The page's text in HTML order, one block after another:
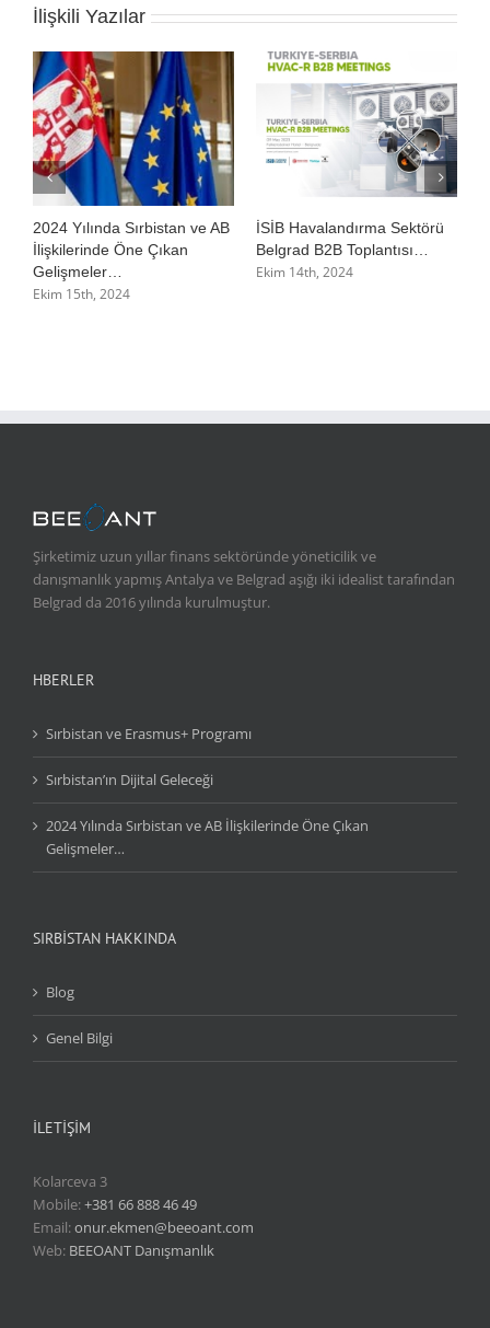
İlişkili Yazılar
2024 Yılında Sırbistan ve AB
İlişkilerinde Öne Çıkan
Gelişmeler…
Ekim 15th, 2024
İSİB Havalandırma Sektörü
Belgrad B2B Toplantısı…
Ekim 14th, 2024
Şirketimiz uzun yıllar finans sektöründe yöneticilik ve
danışmanlık yapmış Antalya ve Belgrad aşığı iki idealist tarafından
Belgrad da 2016 yılında kurulmuştur.
HBERLER
Sırbistan ve Erasmus+ Programı
Sırbistan’ın Dijital Geleceği
2024 Yılında Sırbistan ve AB İlişkilerinde Öne Çıkan
Gelişmeler…
SIRBİSTAN HAKKINDA
Blog
Genel Bilgi
İLETİŞİM
Kolarceva 3
Mobile:+381 66 888 46 49
Email:onur.ekmen@beeoant.com
Web: BEEOANT Danışmanlık